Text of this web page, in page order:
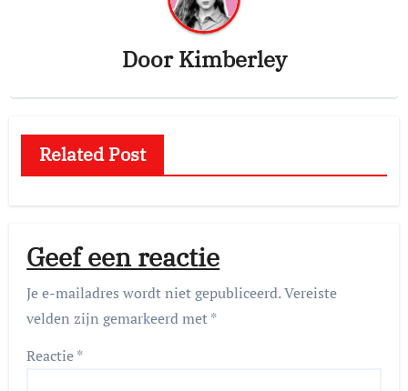
DoorKimberley
Related Post
Geef een reactie
Je e-mailadres wordt niet gepubliceerd.Vereiste
velden zijn gemarkeerd met*
Reactie*